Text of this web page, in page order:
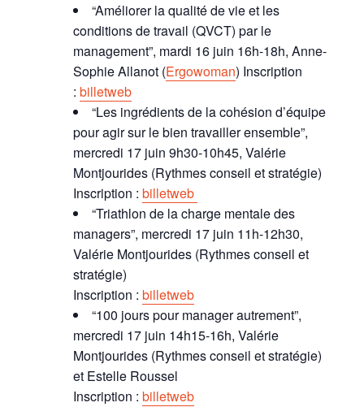
“Améliorer la qualité de vie et les
conditions de travail (QVCT) par le
management”, mardi 16 juin 16h-18h, Anne-
Sophie Allanot (Ergowoman) Inscription
:billetweb
“Les ingrédients de la cohésion d’équipe
pour agir sur le bien travailler ensemble”,
mercredi 17 juin 9h30-10h45, Valérie
Montjourides (Rythmes conseil et stratégie)
Inscription :billetweb
“Triathlon de la charge mentale des
managers”, mercredi 17 juin 11h-12h30,
Valérie Montjourides (Rythmes conseil et
stratégie)
Inscription :billetweb
“100 jours pour manager autrement”,
mercredi 17 juin 14h15-16h, Valérie
Montjourides (Rythmes conseil et stratégie)
et Estelle Roussel
Inscription :billetweb